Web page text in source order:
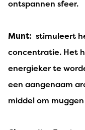
ontspannen sfeer.
Munt: stimuleert
concentratie. Het
energieker te
een aangenaam
middel om